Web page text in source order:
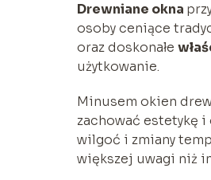
Drewniane okna
osoby ceniące
oraz doskonałe
użytkowanie.
Minusem okien
zachować estetykę
wilgoć i zmiany
większej uwagi niż